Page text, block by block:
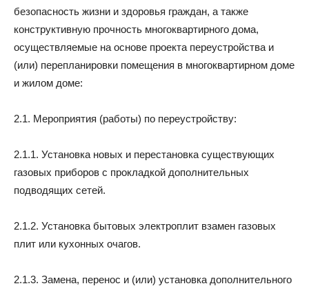
безопасность жизни и здоровья граждан, а также
конструктивную прочность многоквартирного дома,
осуществляемые на основе проекта переустройства и
(или) перепланировки помещения в многоквартирном доме
и жилом доме:
2.1. Мероприятия (работы) по переустройству:
2.1.1. Установка новых и перестановка существующих
газовых приборов с прокладкой дополнительных
подводящих сетей.
2.1.2. Установка бытовых электроплит взамен газовых
плит или кухонных очагов.
2.1.3. Замена, перенос и (или) установка дополнительного